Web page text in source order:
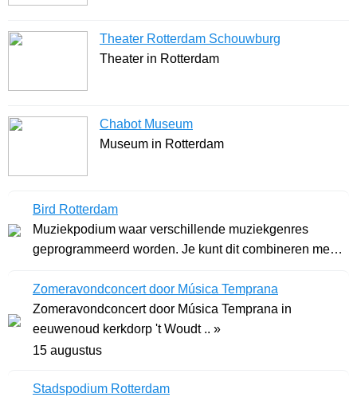
Theater Rotterdam Schouwburg
Theater in Rotterdam
Chabot Museum
Museum in Rotterdam
Bird Rotterdam
Muziekpodium waar verschillende muziekgenres
geprogrammeerd worden. Je kunt dit combineren met
Zomeravondconcert door Música Temprana
Zomeravondconcert door Música Temprana in
eeuwenoud kerkdorp 't Woudt .. »
15 augustus
Stadspodium Rotterdam